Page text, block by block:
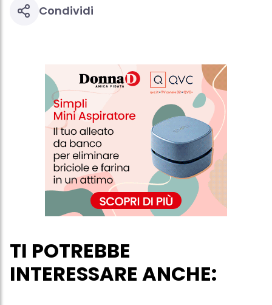
Condividi
TI POTREBBE
INTERESSARE ANCHE: